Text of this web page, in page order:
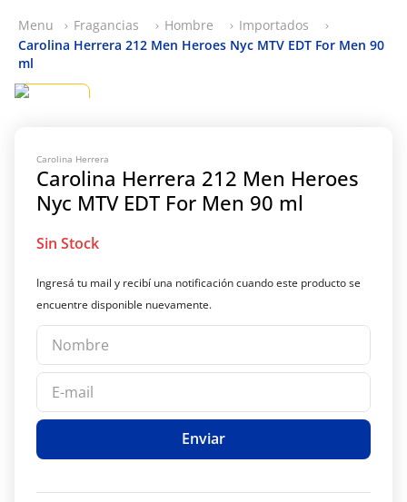
Fragancias Hombre
Importados
Carolina Herrera 212 Men Heroes Nyc MTV EDT For Men 90
ml
Carolina Herrera
Carolina Herrera 212 Men Heroes
Nyc MTV EDT For Men 90 ml
Enviar